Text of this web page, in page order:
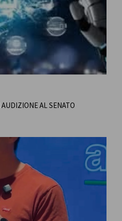
AL SENATO